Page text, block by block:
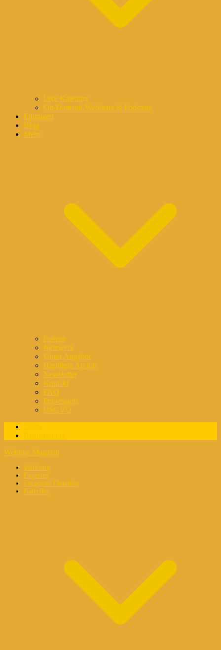
Live Kalender
On-Demand-Webinare & Podcasts
Eintragen
Blog
Mehr
Partner
Netzwerk
Unser Angebot
Highlight Archiv
Newsletter
Kontakt
FAQ
Impressum
DSGVO
Webinar Magazin
Webinare
Experten
Corporate Channels
Kalender